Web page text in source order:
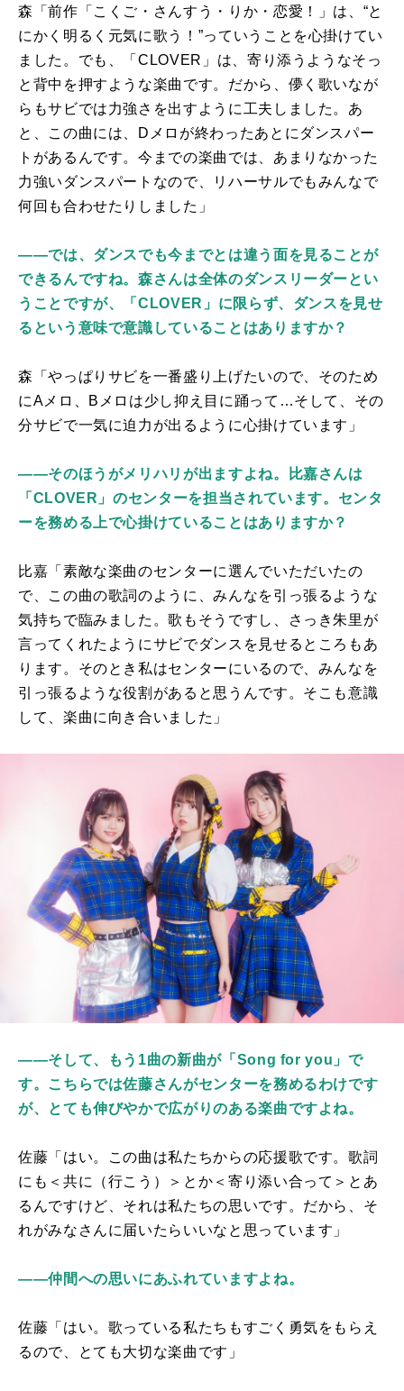
森「前作「こくご・さんすう・りか・恋愛！」は、“と
にかく明るく元気に歌う！”っていうことを心掛けてい
ました。でも、「CLOVER 」は、寄り添うようなそっ
と背中を押すような楽曲です。だから、儚く歌いなが
らもサビでは力強さを出すように工夫しました。あ
と、この曲には、Dメロが終わったあとにダンスパー
トがあるんです。今までの楽曲では、あまりなかった
力強いダンスパートなので、リハーサルでもみんなで
何回も合わせたりしました」
――では、ダンスでも今までとは違う面を見ることが
できるんですね。森さんは全体のダンスリーダーとい
うことですが、「CLOVER」に限らず、ダンスを見せ
るという意味で意識していることはありますか？
森「やっぱりサビを一番盛り上げたいので、そのため
にAメロ、Bメロは少し抑え目に踊って…そして、その
分サビで一気に迫力が出るように心掛けています」
――そのほうがメリハリが出ますよね。比嘉さんは
「CLOVER」のセンターを担当されています。センタ
ーを務める上で心掛けていることはありますか？
比嘉「素敵な楽曲のセンターに選んでいただいたの
で、この曲の歌詞のように、みんなを引っ張るような
気持ちで臨みました。歌もそうですし、さっき朱里が
言ってくれたようにサビでダンスを見せるところもあ
ります。そのとき私はセンターにいるので、みんなを
引っ張るような役割があると思うんです。そこも意識
して、楽曲に向き合いました」
――そして、もう1曲の新曲が「Song for you」で
す。こちらでは佐藤さんがセンターを務めるわけです
が、とても伸びやかで広がりのある楽曲ですよね。
佐藤「はい。この曲は私たちからの応援歌です。歌詞
にも＜共に（行こう）＞とか＜寄り添い合って＞とあ
るんですけど、それは私たちの思いです。だから、そ
れがみなさんに届いたらいいなと思っています」
――仲間への思いにあふれていますよね。
佐藤「はい。歌っている私たちもすごく勇気をもらえ
るので、とても大切な楽曲です」